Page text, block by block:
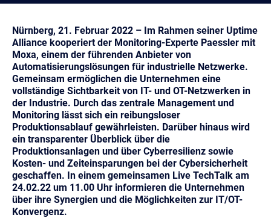
Nürnberg, 21. Februar 2022 – Im Rahmen seiner Uptime
Alliance kooperiert der Monitoring-Experte Paessler mit
Moxa, einem der führenden Anbieter von
Automatisierungslösungen für industrielle Netzwerke.
Gemeinsam ermöglichen die Unternehmen eine
vollständige Sichtbarkeit von IT- und OT-Netzwerken in
der Industrie. Durch das zentrale Management und
Monitoring lässt sich ein reibungsloser
Produktionsablauf gewährleisten. Darüber hinaus wird
ein transparenter Überblick über die
Produktionsanlagen und über Cyberresilienz sowie
Kosten- und Zeiteinsparungen bei der Cybersicherheit
geschaffen. In einem gemeinsamen Live TechTalk am
24.02.22 um 11.00 Uhr informieren die Unternehmen
über ihre Synergien und die Möglichkeiten zur IT/OT-
Konvergenz.